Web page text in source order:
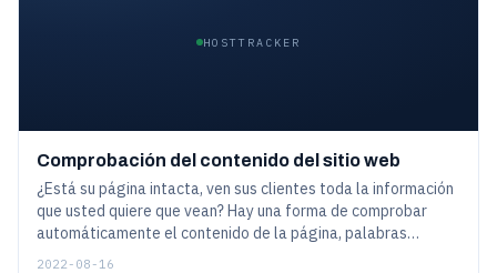
HOSTTRACKER
Comprobación del contenido del sitio web
¿Está su página intacta, ven sus clientes toda la información
que usted quiere que vean? Hay una forma de comprobar
automáticamente el contenido de la página, palabras
concretas, frases o incluso entidades más complicadas. Esto
2022-08-16